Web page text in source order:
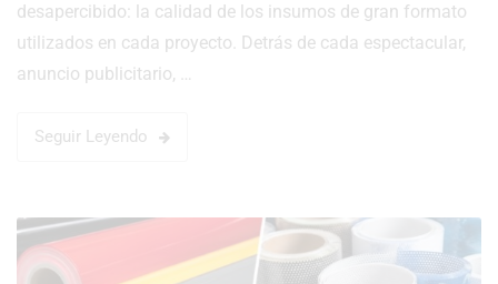
desapercibido: la calidad de los insumos de gran formato
utilizados en cada proyecto. Detrás de cada espectacular,
anuncio publicitario, …
Seguir Leyendo